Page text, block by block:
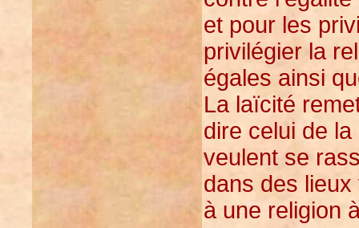
et pour les
privilégier la
égales ainsi
La laïcité
dire celui de
veulent se
dans des
à une religion